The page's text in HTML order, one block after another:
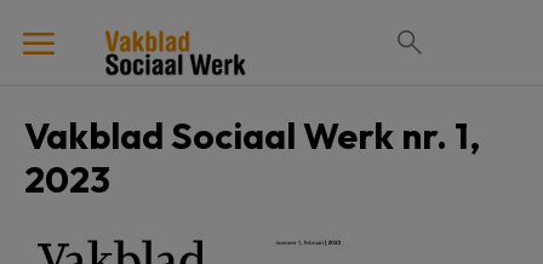
Vakblad Sociaal Werk nr. 1,
2023